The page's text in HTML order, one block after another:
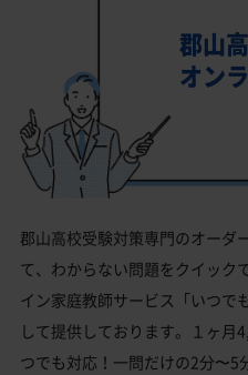
郡山
オン
郡山高校受験対策専門のオーダ
て、わからない問題をクイック
イン家庭教師サービス「いつで
して提供しております。１ヶ月
つでも対応！一問だけの2分〜5